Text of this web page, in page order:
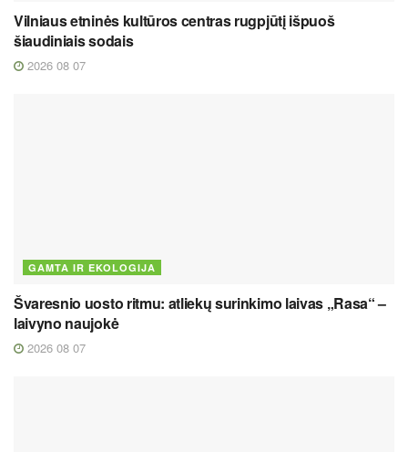
Vilniaus etninės kultūros centras rugpjūtį išpuoš
šiaudiniais sodais
2026 08 07
GAMTA IR EKOLOGIJA
Švaresnio uosto ritmu: atliekų surinkimo laivas „Rasa“ –
laivyno naujokė
2026 08 07